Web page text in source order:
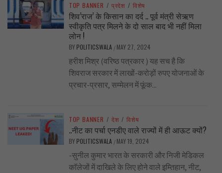
TOP BANNER / प्रदेश / विशेष
शिव’राज’ के किसान का दर्द .. पूर्व मंत्री सेऋण
स्वीकृति पत्र मिलने के दो साल बाद भी नहीं मिला
लोन !
BY POLITICSWALA / MAY 27, 2024
हरीश मिश्र (वरिष्ठ पत्रकार ) यह सच है कि
शिवराज सरकार में लाखों-करोड़ों रुपए योजनाओं के
प्रचार-प्रसार, सम्मेलन में फूंक...
TOP BANNER / देश / विशेष
..नीट का पर्चा एनडीए वाले राज्यों में ही आऊट क्यों?
BY POLITICSWALA / MAY 19, 2024
-सुनील कुमार भारत के सरकारी और निजी मेडिकल
कॉलेजों में दाखिले के लिए होने वाले इम्तिहान, नीट,